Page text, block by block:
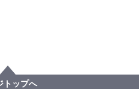
トップへ